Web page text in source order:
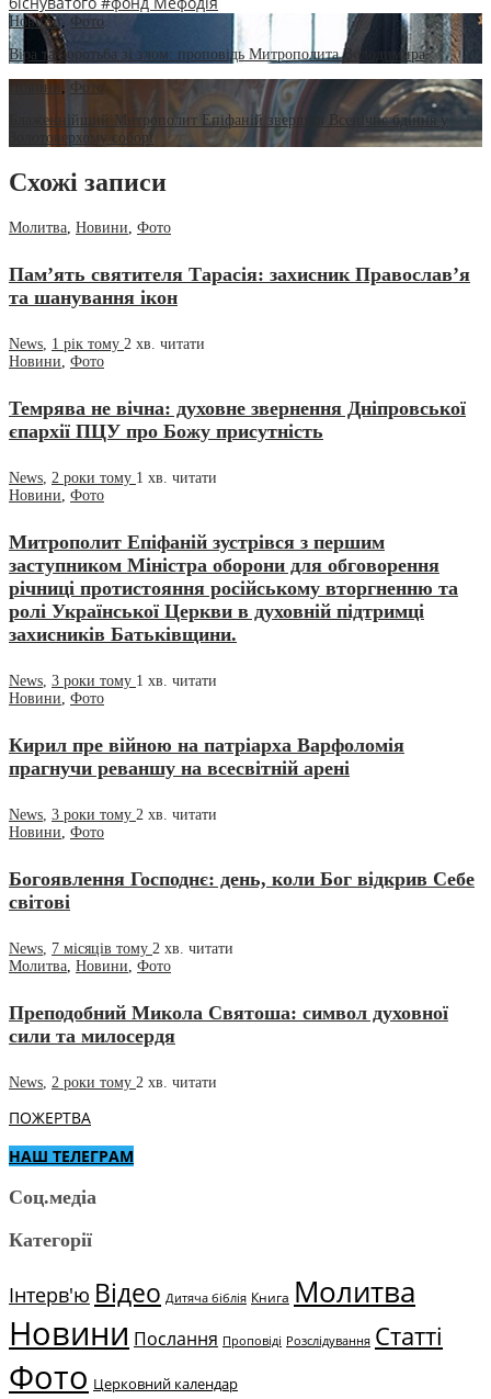
Новини
Фото
Віра та боротьба зі злом: проповідь Митрополита Володимира
Новини
Фото
Блаженнійший Митрополит Епіфаній звершив Всенічне бдіння у
Золотоверхому соборі
Схожі записи
Молитва, Новини, Фото
Пам’ять святителя Тарасія: захисник Православ’я
та шанування ікон
News, 1 рік тому 2 хв. читати
Новини, Фото
Темрява не вічна: духовне звернення Дніпровської
єпархії ПЦУ про Божу присутність
News, 2 роки тому 1 хв. читати
Новини, Фото
Митрополит Епіфаній зустрівся з першим
заступником Міністра оборони для обговорення
річниці протистояння російському вторгненню та
ролі Української Церкви в духовній підтримці
захисників Батьківщини.
News, 3 роки тому 1 хв. читати
Новини, Фото
Кирил пре війною на патріарха Варфоломія
прагнучи реваншу на всесвітній арені
News 3 роки тому 2 хв. читати
Новини Фото
Богоявлення Господнє: день, коли Бог відкрив Себе
світові
News 7 місяців тому 2 хв. читати
Молитва Новини Фото
Преподобний Микола Святоша: символ духовної
сили та милосердя
News 2 роки тому 2 хв. читати
ПОЖЕРТВА
НАШ ТЕЛЕГРАМ
Соц.медіа
Категорії
Інтерв'ю Відео Дитяча біблія Книга Молитва
Новини Послання Проповіді Розслідування Статті
Фото Церковний календар